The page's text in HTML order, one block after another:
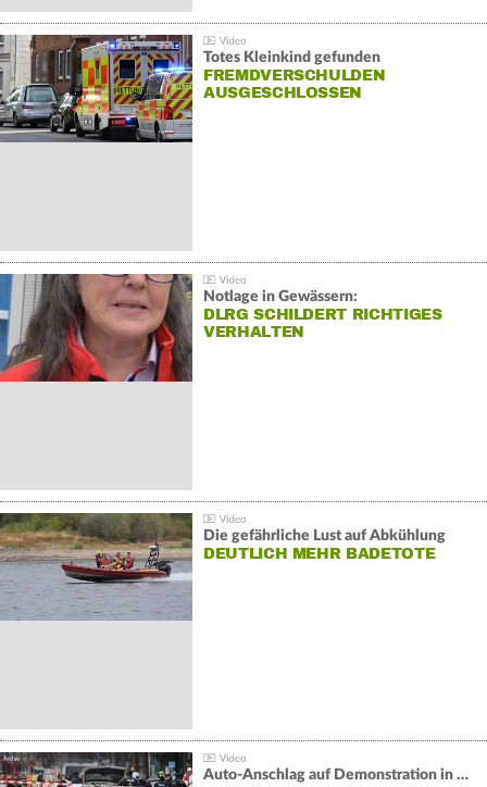
Totes Kleinkind gefunden
FREMDVERSCHULDEN
AUSGESCHLOSSEN
Notlage in Gewässern:
DLRG SCHILDERT RICHTIGES
VERHALTEN
Die gefährliche Lust auf Abkühlung
DEUTLICH MEHR BADETOTE
Auto-Anschlag auf Demonstration in München: